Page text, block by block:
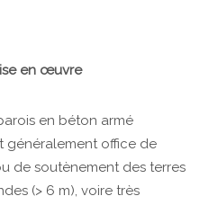
en œuvre
en béton armé
généralement office de
de soutènement des terres
(> 6 m), voire très